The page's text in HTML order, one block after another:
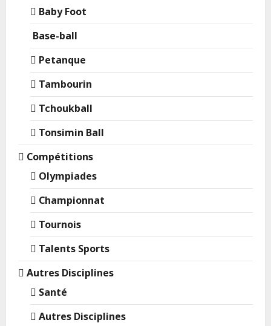
Baby Foot
Base-ball
Petanque
Tambourin
Tchoukball
Tonsimin Ball
Compétitions
Olympiades
Championnat
Tournois
Talents Sports
Autres Disciplines
Santé
Autres Disciplines